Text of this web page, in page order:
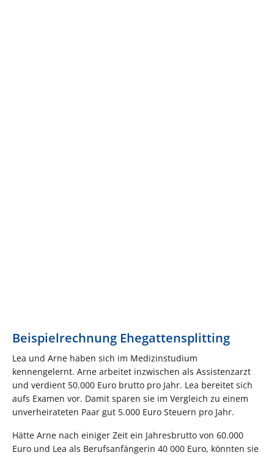
Beispielrechnung Ehegattensplitting
Lea und Arne haben sich im Medizinstudium
kennengelernt. Arne arbeitet inzwischen als Assistenzarzt
und verdient 50.000 Euro brutto pro Jahr. Lea bereitet sich
aufs Examen vor. Damit sparen sie im Vergleich zu einem
unverheirateten Paar gut 5.000 Euro Steuern pro Jahr.
Hätte Arne nach einiger Zeit ein Jahresbrutto von 60.000
Euro und Lea als Berufsanfängerin 40 000 Euro, könnten sie